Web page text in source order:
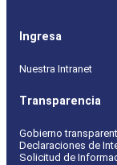
Ingresa
Nuestra Intranet
Transparencia
Gobierno
Declaraciones de
Solicitud de